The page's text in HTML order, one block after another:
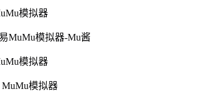
模拟器
MuMu模拟器-Mu酱
模拟器
模拟器